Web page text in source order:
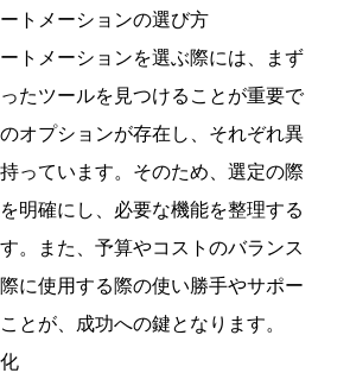
トメーションの選び方
トメーションを選ぶ際には、まず
たツールを見つけることが重要で
オプションが存在し、それぞれ異
っています。そのため、選定の際
明確にし、必要な機能を整理する
。また、予算やコストのバランス
に使用する際の使い勝手やサポー
とが、成功への鍵となります。